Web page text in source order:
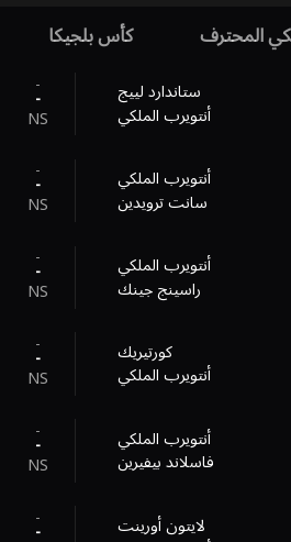
المحترف كأس بلجيكا
--
NS
ستاندارد لييج
أنتويرب الملكي
--
NS
أنتويرب الملكي
سانت ترويدين
--
NS
أنتويرب الملكي
راسينج جينك
--
NS
كورتيريك
أنتويرب الملكي
--
NS
أنتويرب الملكي
فاسلاند بيفيرين
-- لايتون أورينت